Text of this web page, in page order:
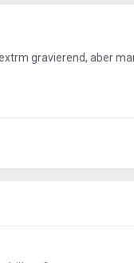
gravierend, aber